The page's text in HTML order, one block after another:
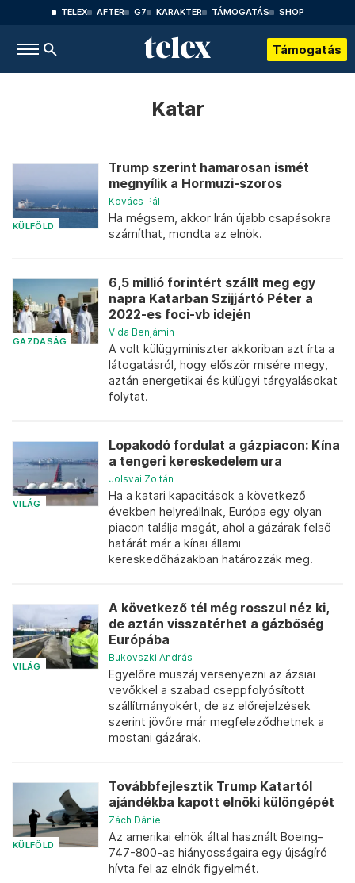
TELEX AFTER G7 KARAKTER TÁMOGATÁS SHOP
Támogatás
Katar
KÜLFÖLD
Trump szerint hamarosan ismét
megnyílik a Hormuzi-szoros
Kovács Pál
Ha mégsem, akkor Irán újabb csapásokra
számíthat, mondta az elnök.
GAZDASÁG
6,5 millió forintért szállt meg egy
napra Katarban Szijjártó Péter a
2022-es foci-vb idején
Vida Benjámin
A volt külügyminiszter akkoriban azt írta a
látogatásról, hogy először misére megy,
aztán energetikai és külügyi tárgyalásokat
folytat.
VILÁG
Lopakodó fordulat a gázpiacon: Kína
a tengeri kereskedelem ura
Jolsvai Zoltán
Ha a katari kapacitások a következő
években helyreállnak, Európa egy olyan
piacon találja magát, ahol a gázárak felső
határát már a kínai állami
kereskedőházakban határozzák meg.
VILÁG
A következő tél még rosszul néz ki,
de aztán visszatérhet a gázbőség
Európába
Bukovszki András
Egyelőre muszáj versenyezni az ázsiai
vevőkkel a szabad cseppfolyósított
szállítmányokért, de az előrejelzések
szerint jövőre már megfeleződhetnek a
mostani gázárak.
KÜLFÖLD
Továbbfejlesztik Trump Katartól
ajándékba kapott elnöki különgépét
Zách Dániel
Az amerikai elnök által használt Boeing–
747-800-as hiányosságaira egy újságíró
hívta fel az elnök figyelmét.